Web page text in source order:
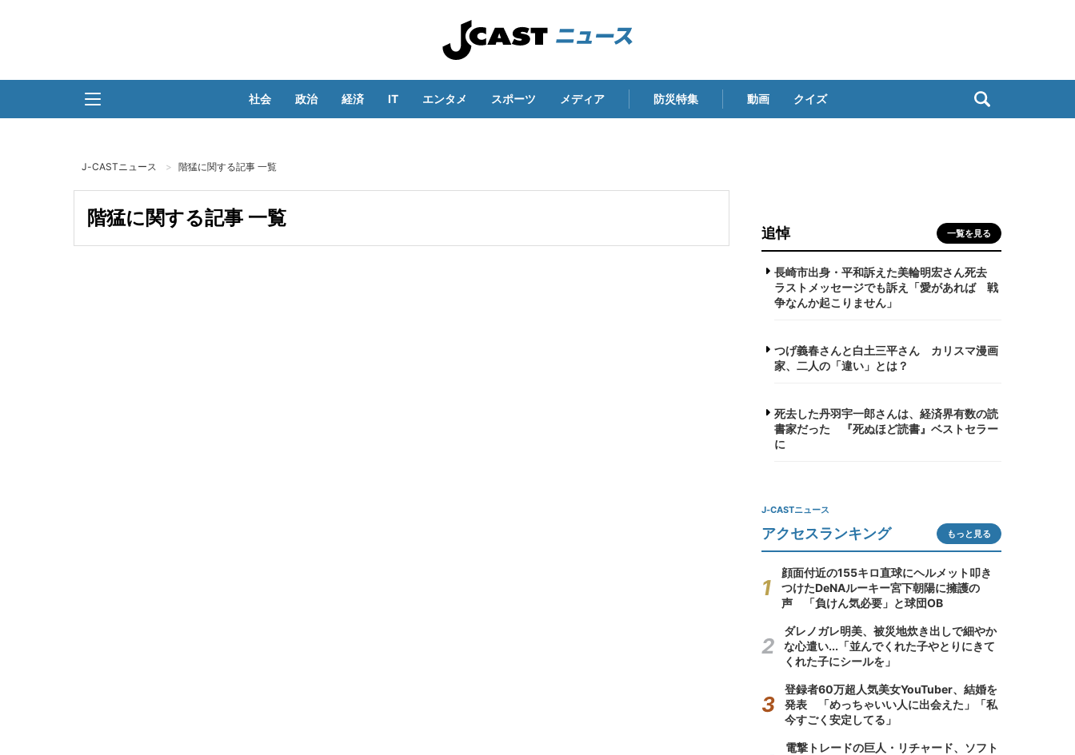
社会 政治 経済 IT エンタメ スポーツ メディア 防災特集 動画 クイズ
J-CASTニュース 階猛に関する記事 一覧
階猛に関する記事 一覧
追悼 一覧を見る
長崎市出身・平和訴えた美輪明宏さん死去
ラストメッセージでも訴え「愛があれば 戦
争なんか起こりません」
つげ義春さんと白土三平さん カリスマ漫画
家、二人の「違い」とは？
死去した丹羽宇一郎さんは、経済界有数の読
書家だった 『死ぬほど読書』ベストセラー
に
J-CASTニュース
アクセスランキング もっと見る
顔面付近の155キロ直球にヘルメット叩き
つけたDeNAルーキー宮下朝陽に擁護の
声 「負けん気必要」と球団OB
ダレノガレ明美、被災地炊き出しで細やか
な心遣い...「並んでくれた子やとりにきて
くれた子にシールを」
登録者60万超人気美女YouTuber、結婚を
発表 「めっちゃいい人に出会えた」「私
今すごく安定してる」
電撃トレードの巨人・リチャード、ソフト